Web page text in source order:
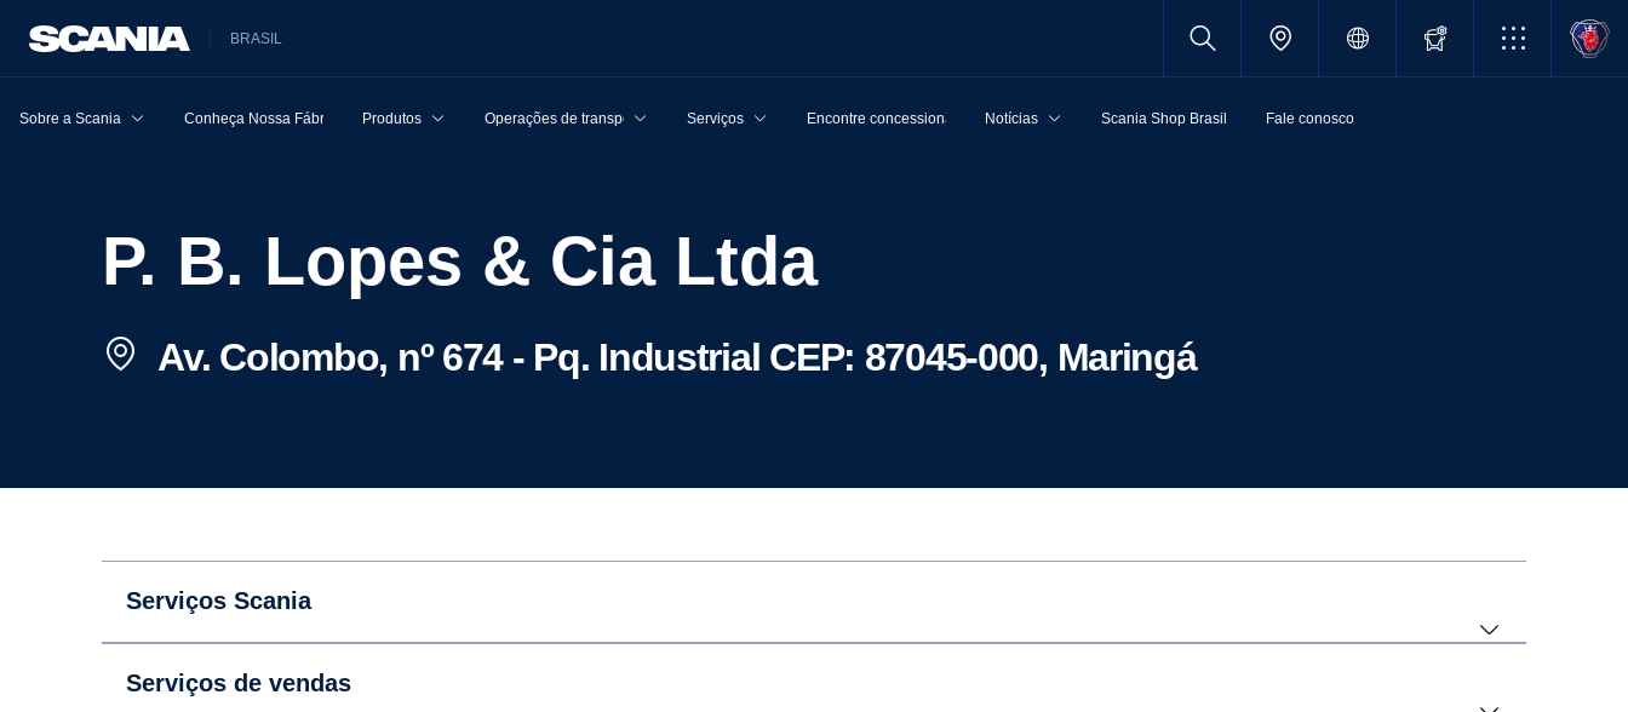
BRASIL
Sobre a Scania Conheça Nossa Fábrica Produtos Operações de transporte Serviços Encontre concessionárias Notícias Scania Shop Brasil Fale conosco
P. B. Lopes & Cia Ltda
Av. Colombo, nº 674 - Pq. Industrial CEP: 87045-000, Maringá
Serviços Scania
Serviços de vendas